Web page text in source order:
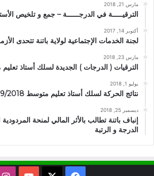
مارس 21, 2018
الترقيـــــة في الدرجــــــة – جمع و تلخيص
أكتوبر 14, 2017
لجنة الخدمات الإجتماعية لولاية باتنة تتحدى
مارس 23, 2018
الترقيات ( الدرجات ) الجديدة لسلك أستاذ تعليم
يوليو 1, 2018
نتائج الحركة لسلك أستاذ تعليم متوسط 2019/2018
ديسمبر 25, 2018
إنباف باتنة تطالب بالأثر المالي لمنحة
الدرجة و الرتبة